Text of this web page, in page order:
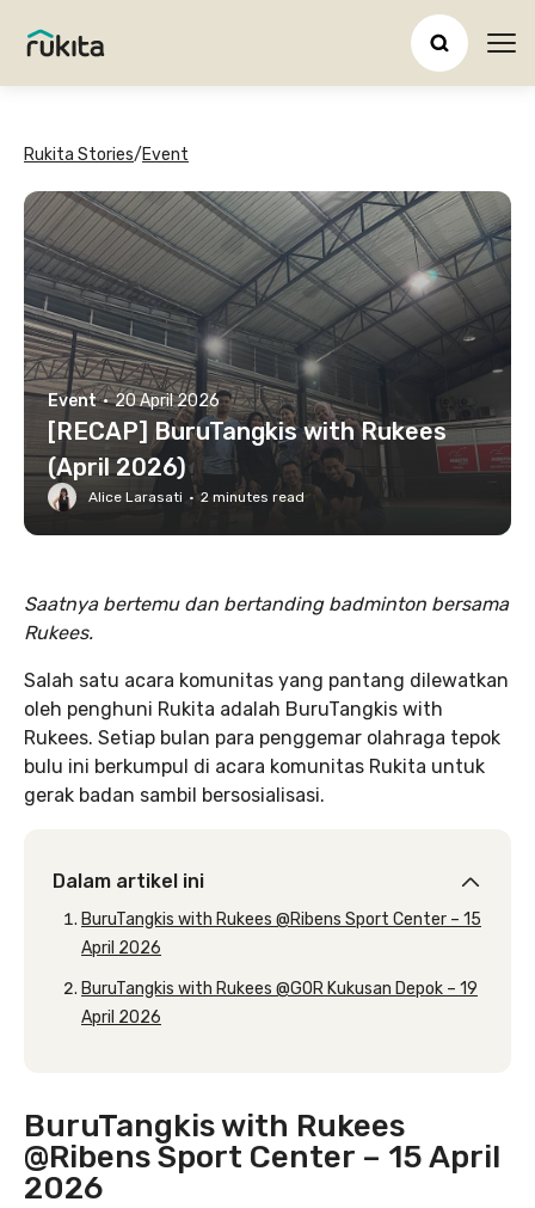
Rukita Stories/Event
Event · 20 April 2026
[RECAP] BuruTangkis with Rukees
(April 2026)
Alice Larasati · 2 minutes read
Saatnya bertemu dan bertanding badminton bersama
Rukees.
Salah satu acara komunitas yang pantang dilewatkan
oleh penghuni Rukita adalah BuruTangkis with
Rukees. Setiap bulan para penggemar olahraga tepok
bulu ini berkumpul di acara komunitas Rukita untuk
gerak badan sambil bersosialisasi.
Dalam artikel ini
BuruTangkis with Rukees @Ribens Sport Center – 15
April 2026
BuruTangkis with Rukees @GOR Kukusan Depok – 19
April 2026
BuruTangkis with Rukees
@Ribens Sport Center – 15 April
2026